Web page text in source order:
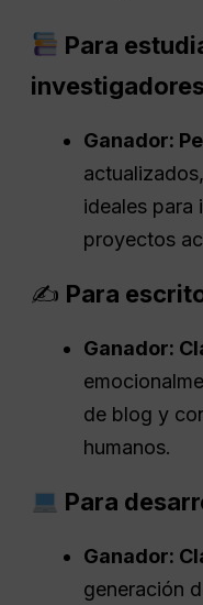
Para
investigadores
Ganador:
ideales para
proyectos
✍️ Para
Ganador:
de blog y
humanos.
Para
Ganador:
generación